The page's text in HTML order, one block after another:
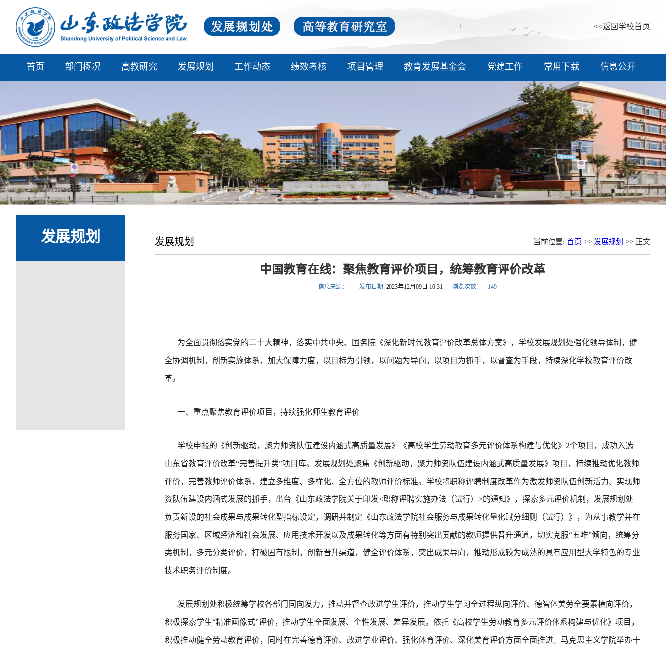
<<返回学校首页
首页 部门概况 高教研究 发展规划 工作动态 绩效考核 项目管理 教育发展基金会 党建工作 常用下载 信息公开
发展规划 发展规划 当前位置: 首页 >> 发展规划 >> 正文
中国教育在线：聚焦教育评价项目，统筹教育评价改革
信息来源： 发布日期: 2023年12月09日 10:31 浏览次数: 149
为全面贯彻落实党的二十大精神，落实中共中央、国务院《深化新时代教育评价改革总体方案》，学校发展规划处强化领导体制，健
全协调机制，创新实施体系，加大保障力度，以目标为引领，以问题为导向，以项目为抓手，以督查为手段，持续深化学校教育评价改
革。
一、重点聚焦教育评价项目，持续强化师生教育评价
学校申报的《创新驱动，聚力师资队伍建设内涵式高质量发展》《高校学生劳动教育多元评价体系构建与优化》2个项目，成功入选
山东省教育评价改革“完善提升类”项目库。发展规划处聚焦《创新驱动，聚力师资队伍建设内涵式高质量发展》项目，持续推动优化教师
评价，完善教师评价体系，建立多维度、多样化、全方位的教师评价标准。学校将职称评聘制度改革作为激发师资队伍创新活力、实现师
资队伍建设内涵式发展的抓手，出台《山东政法学院关于印发<职称评聘实施办法（试行）>的通知》，探索多元评价机制，发展规划处
负责新设的社会成果与成果转化型指标设定，调研并制定《山东政法学院社会服务与成果转化量化赋分细则（试行）》，为从事教学并在
服务国家、区域经济和社会发展、应用技术开发以及成果转化等方面有特别突出贡献的教师提供晋升通道，切实克服“五唯”倾向，统筹分
类机制，多元分类评价，打破固有限制，创新晋升渠道，健全评价体系，突出成果导向，推动形成较为成熟的具有应用型大学特色的专业
技术职务评价制度。
发展规划处积极统筹学校各部门同向发力，推动并督查改进学生评价，推动学生学习全过程纵向评价、德智体美劳全要素横向评价，
积极探索学生“精准画像式”评价，推动学生全面发展、个性发展、差异发展。依托《高校学生劳动教育多元评价体系构建与优化》项目，
积极推动健全劳动教育评价，同时在完善德育评价、改进学业评价、强化体育评价、深化美育评价方面全面推进，马克思主义学院举办十